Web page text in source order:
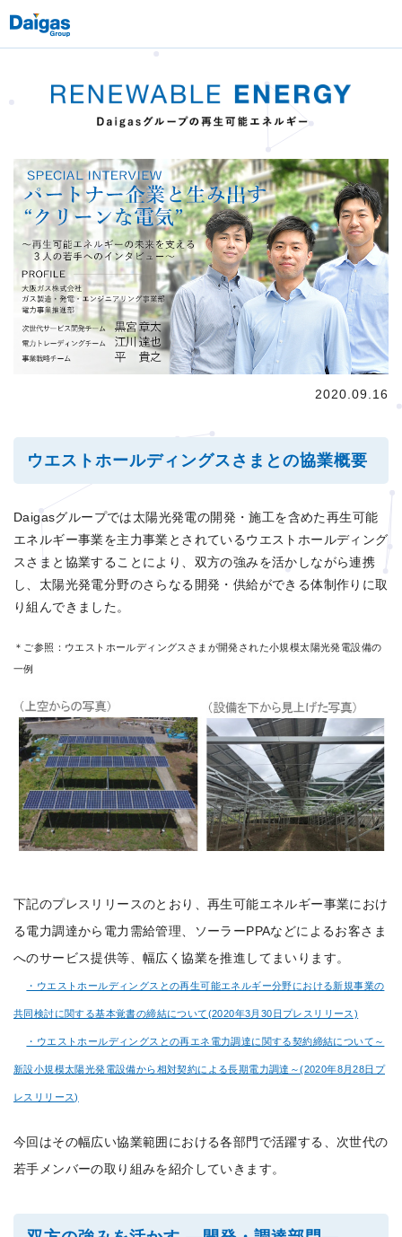
2020.09.16
ウエストホールディングスさまとの協業概要
Daigasグループでは太陽光発電の開発・施工を含めた再生可能
エネルギー事業を主力事業とされているウエストホールディング
スさまと協業することにより、双方の強みを活かしながら連携
し、太陽光発電分野のさらなる開発・供給ができる体制作りに取
り組んできました。
＊ご参照：ウエストホールディングスさまが開発された小規模太陽光発電設備の
一例
下記のプレスリリースのとおり、再生可能エネルギー事業におけ
る電力調達から電力需給管理、ソーラーPPAなどによるお客さま
へのサービス提供等、幅広く協業を推進してまいります。
・ウエストホールディングスとの再生可能エネルギー分野における新規事業の
共同検討に関する基本覚書の締結について(2020年3月30日プレスリリース)
・ウエストホールディングスとの再エネ電力調達に関する契約締結について～
新設小規模太陽光発電設備から相対契約による長期電力調達～(2020年8月28日プ
レスリリース)
今回はその幅広い協業範囲における各部門で活躍する、次世代の
若手メンバーの取り組みを紹介していきます。